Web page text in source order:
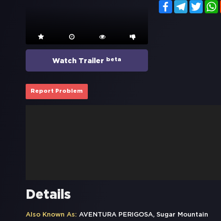
Watch Trailer beta
FacebookTelegram
Report Problem
Details
Also Known As: AVENTURA PERIGOSA, Sugar Mountain